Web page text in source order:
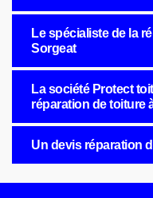
Le spécialiste de la
Sorgeat
La société Protect
réparation de toiture
Un devis réparation